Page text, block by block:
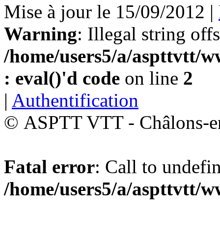
Mise à jour le 15/09/2012 |
Warning: Illegal string
/home/users5/a/aspttvtt/
: eval()'d code on line 2
| Authentification
© ASPTT VTT - Châlons-
Fatal error: Call to
/home/users5/a/aspttvtt/